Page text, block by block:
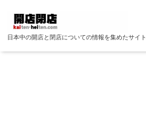
日本中の開店と閉店についての情報を集めたサイト